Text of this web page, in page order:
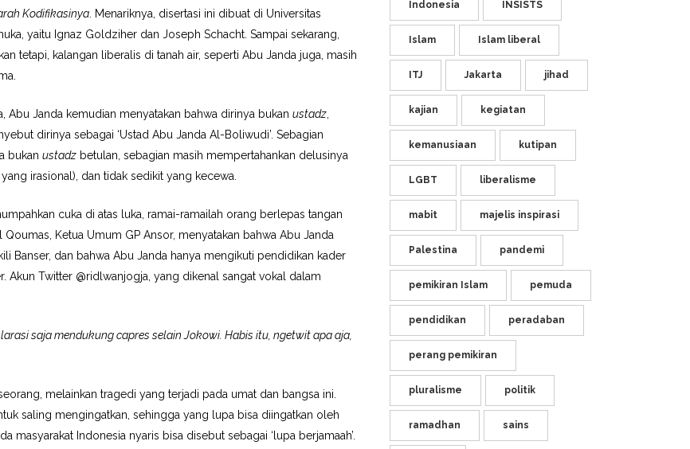
Kodifikasinya . Menariknya, disertasi ini dibuat di Universitas
yaitu Ignaz Goldziher dan Joseph Schacht. Sampai sekarang,
tetapi, kalangan liberalis di tanah air, seperti Abu Janda juga, masih
Janda kemudian menyatakan bahwa dirinya bukan ustadz
dirinya sebagai ‘Ustad Abu Janda Al-Boliwudi’. Sebagian
bukan ustadz betulan, sebagian masih mempertahankan delusinya
irasional), dan tidak sedikit yang kecewa.
cuka di atas luka, ramai-ramailah orang berlepas tangan
Ketua Umum GP Ansor, menyatakan bahwa Abu Janda
Banser, dan bahwa Abu Janda hanya mengikuti pendidikan kader
Akun Twitter @ridlwanjogja, yang dikenal sangat vokal dalam
saja mendukung capres selain Jokowi. Habis itu, ngetwit apa aja,
melainkan tragedi yang terjadi pada umat dan bangsa ini.
saling mengingatkan, sehingga yang lupa bisa diingatkan oleh
masyarakat Indonesia nyaris bisa disebut sebagai ‘lupa berjamaah’.
Indonesia INSISTS
Islam Islam liberal
ITJ Jakarta jihad
kajian kegiatan
kemanusiaan kutipan
LGBT liberalisme
mabit majelis inspirasi
Palestina pandemi
pemikiran Islam pemuda
pendidikan peradaban
perang pemikiran
pluralisme politik
ramadhan sains